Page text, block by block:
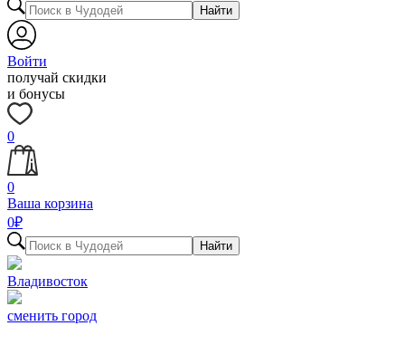
Найти
Войти
получай скидки
и бонусы
0
0
Ваша корзина
0₽
Найти
Владивосток
сменить город